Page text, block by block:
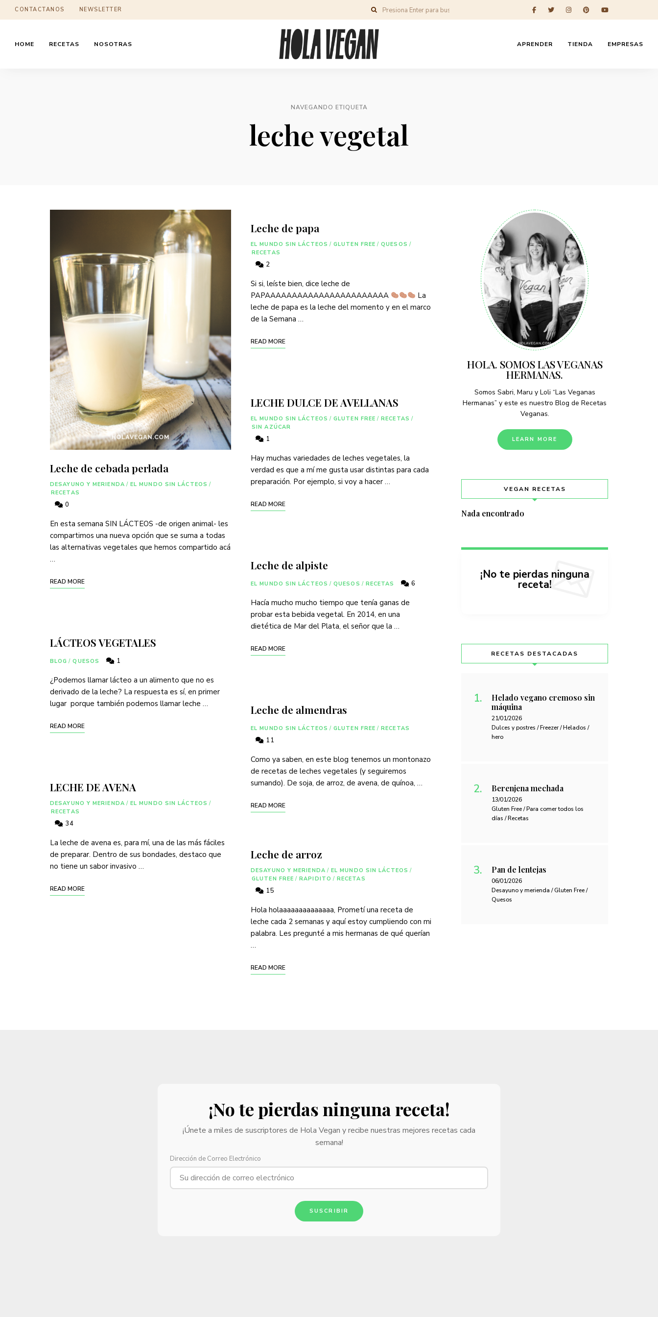
CONTACTANOS NEWSLETTER
HOME RECETAS NOSOTRAS APRENDER TIENDA EMPRESAS
NAVEGANDO ETIQUETA
leche vegetal
Leche de cebada perlada
DESAYUNO Y MERIENDA / EL MUNDO SIN LÁCTEOS /
RECETAS
0
En esta semana SIN LÁCTEOS -de origen animal- les
compartimos una nueva opción que se suma a todas
las alternativas vegetales que hemos compartido acá
…
READ MORE
LÁCTEOS VEGETALES
BLOG / QUESOS 1
¿Podemos llamar lácteo a un alimento que no es
derivado de la leche? La respuesta es sí, en primer
lugar porque también podemos llamar leche …
READ MORE
LECHE DE AVENA
DESAYUNO Y MERIENDA / EL MUNDO SIN LÁCTEOS /
RECETAS
34
La leche de avena es, para mí, una de las más fáciles
de preparar. Dentro de sus bondades, destaco que
no tiene un sabor invasivo …
READ MORE
Leche de papa
EL MUNDO SIN LÁCTEOS / GLUTEN FREE / QUESOS /
RECETAS
2
Si si, leíste bien, dice leche de
PAPAAAAAAAAAAAAAAAAAAAAAAA
La
leche de papa es la leche del momento y en el marco
de la Semana …
READ MORE
LECHE DULCE DE AVELLANAS
EL MUNDO SIN LÁCTEOS / GLUTEN FREE / RECETAS /
SIN AZÚCAR
1
Hay muchas variedades de leches vegetales, la
verdad es que a mí me gusta usar distintas para cada
preparación. Por ejemplo, si voy a hacer …
READ MORE
Leche de alpiste
EL MUNDO SIN LÁCTEOS / QUESOS / RECETAS 6
Hacía mucho mucho tiempo que tenía ganas de
probar esta bebida vegetal. En 2014, en una
dietética de Mar del Plata, el señor que la …
READ MORE
Leche de almendras
EL MUNDO SIN LÁCTEOS / GLUTEN FREE / RECETAS
11
Como ya saben, en este blog tenemos un montonazo
de recetas de leches vegetales (y seguiremos
sumando). De soja, de arroz, de avena, de quínoa, …
READ MORE
Leche de arroz
DESAYUNO Y MERIENDA / EL MUNDO SIN LÁCTEOS /
GLUTEN FREE / RAPIDITO / RECETAS
15
Hola holaaaaaaaaaaaaaa, Prometí una receta de
leche cada 2 semanas y aquí estoy cumpliendo con mi
palabra. Les pregunté a mis hermanas de qué querían
…
READ MORE
HOLA. SOMOS LAS VEGANAS
HERMANAS.
Somos Sabri, Maru y Loli “Las Veganas
Hermanas” y este es nuestro Blog de Recetas
Veganas.
LEARN MORE
VEGAN RECETAS
Nada encontrado
¡No te pierdas ninguna
receta!
RECETAS DESTACADAS
Helado vegano cremoso sin
máquina
21/01/2026
Dulces y postres / Freezer / Helados /
hero
Berenjena mechada
13/01/2026
Gluten Free / Para comer todos los
días / Recetas
Pan de lentejas
06/01/2026
Desayuno y merienda / Gluten Free /
Quesos
¡No te pierdas ninguna receta!
¡Únete a miles de suscriptores de Hola Vegan y recibe nuestras mejores recetas cada
semana!
Dirección de Correo Electrónico
SUSCRIBIR